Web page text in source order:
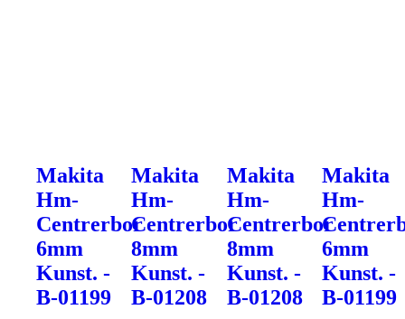
Makita
Hm-
Centrerbor
6mm
Kunst. -
B-01199
Makita
Hm-
Centrerbor
8mm
Kunst. -
B-01208
Makita
Hm-
Centrerbor
8mm
Kunst. -
B-01208
Makita
Hm-
6mm
Kunst. -
B-01199